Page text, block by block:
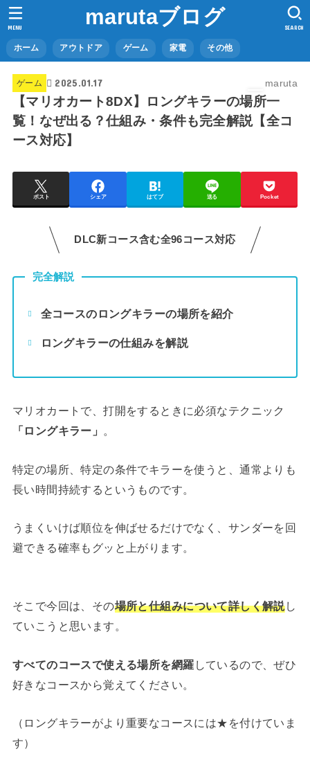
marutaブログ
ホーム アウトドア ゲーム 家電 その他
SEARCH
MENU
ゲーム 2025.01.17 maruta
【マリオカート8DX】ロングキラーの場所一
覧！なぜ出る？仕組み・条件も完全解説【全コ
ース対応】
ポスト シェア はてブ 送る Pocket
DLC新コース含む全96コース対応
完全解説
全コースのロングキラーの場所を紹介
ロングキラーの仕組みを解説
マリオカートで、打開をするときに必須なテクニック
「ロングキラー」 。
特定の場所、特定の条件でキラーを使うと、通常よりも
長い時間持続するというものです。
うまくいけば順位を伸ばせるだけでなく、サンダーを回
避できる確率もグッと上がります。
そこで今回は、その場所と仕組みについて詳しく解説し
ていこうと思います。
すべてのコースで使える場所を網羅 しているので、ぜひ
好きなコースから覚えてください。
（ロングキラーがより重要なコースには★を付けていま
す）